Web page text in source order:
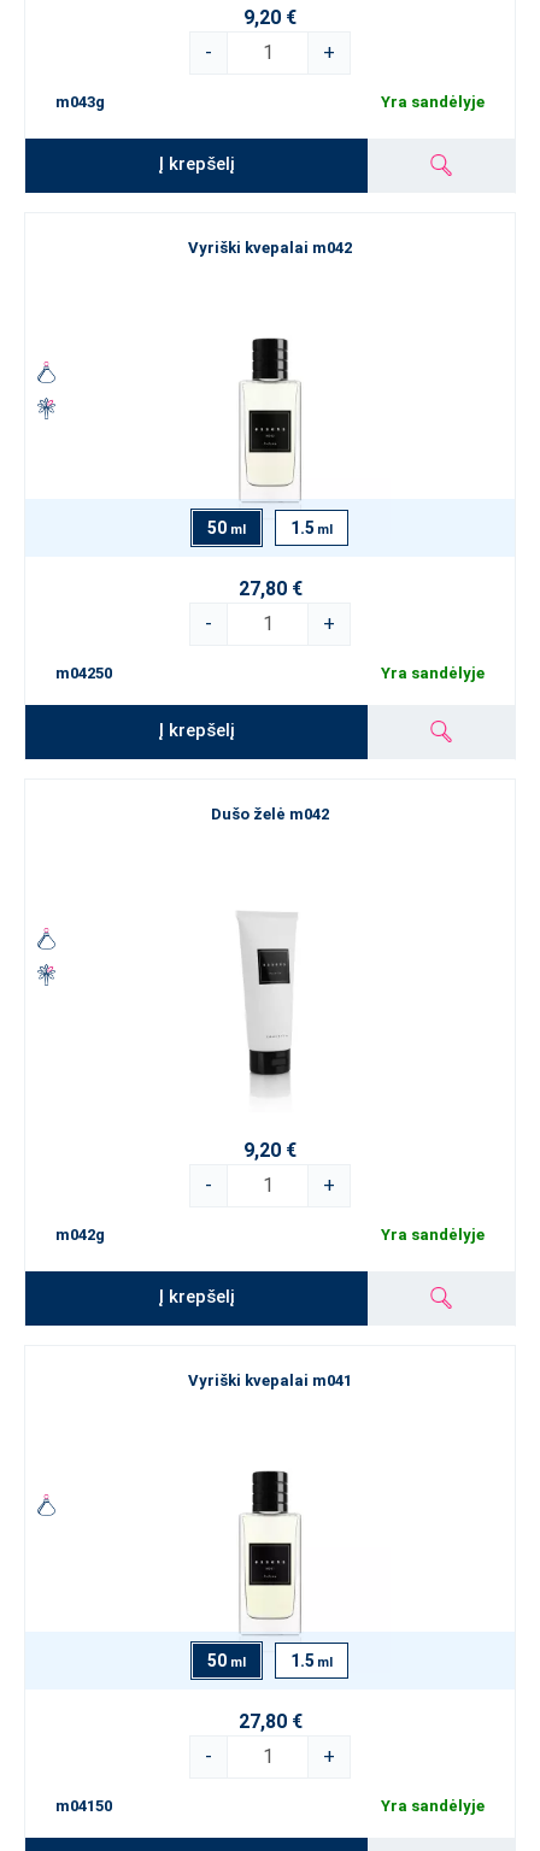
9,20 €
-
+
m043g Yra sandėlyje
Į krepšelį
Vyriški kvepalai m042
50 ml 1.5 ml
27,80 €
-
+
m04250 Yra sandėlyje
Į krepšelį
Dušo želė m042
9,20 €
-
+
m042g Yra sandėlyje
Į krepšelį
Vyriški kvepalai m041
50 ml 1.5 ml
27,80 €
-
+
m04150 Yra sandėlyje